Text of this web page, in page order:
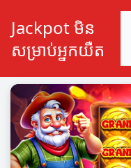
Jackpot មិន
សម្រាប់អ្នកយឺត